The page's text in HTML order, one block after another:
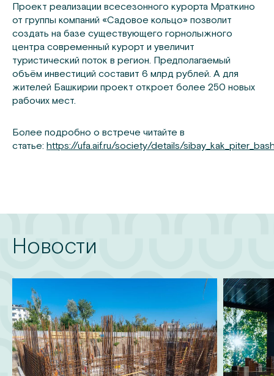
Проект реализации всесезонного курорта Мраткино
от группы компаний «Садовое кольцо» позволит
создать на базе существующего горнолыжного
центра современный курорт и увеличит
туристический поток в регион. Предполагаемый
объём инвестиций составит 6 млрд рублей. А для
жителей Башкирии проект откроет более 250 новых
рабочих мест.
Более подробно о встрече читайте в
статье: https://ufa.aif.ru/society/details/
Новости